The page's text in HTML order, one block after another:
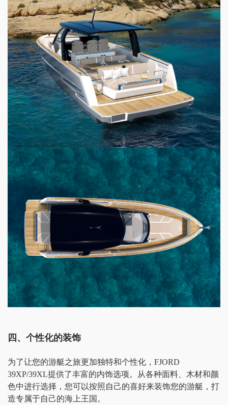
四、个性化的装饰
为了让您的游艇之旅更加独特和个性化， FJORD
39XP/39XL提供了丰富的内饰选项。从各种面料、木材和颜
色中进行选择，您可以按照自己的喜好来装饰您的游艇，打
造专属于自己的海上王国。